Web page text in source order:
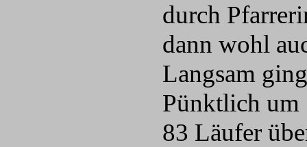
durch
dann wohl
Langsam
Pünktlich um
83 Läufer